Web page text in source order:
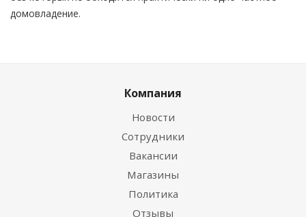
домовладение.
Компания
Новости
Сотрудники
Вакансии
Магазины
Политика
Отзывы